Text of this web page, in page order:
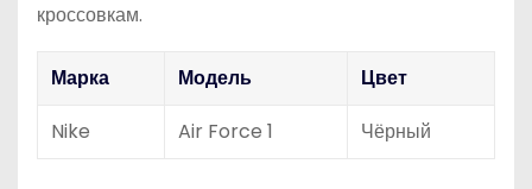
кроссовкам.
Марка Модель
Цвет
Nike
Air Force 1 Чёрный